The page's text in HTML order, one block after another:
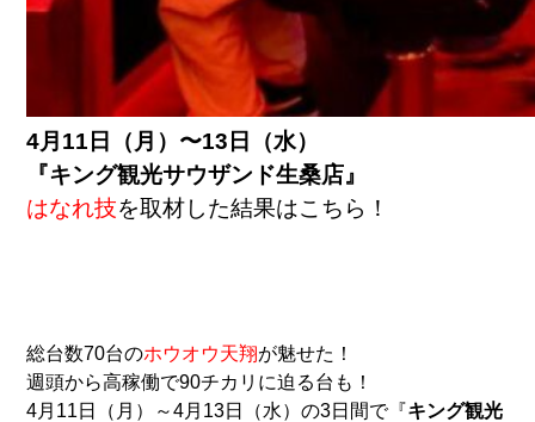
4月11日（月）〜13日（水）
『キング観光サウザンド生桑店』
はなれ技を取材した結果はこちら！
総台数70台のホウオウ天翔が魅せた！
週頭から高稼働で90チカリに迫る台も！
4月11日（月）～4月13日（水）の3日間で『キング観光